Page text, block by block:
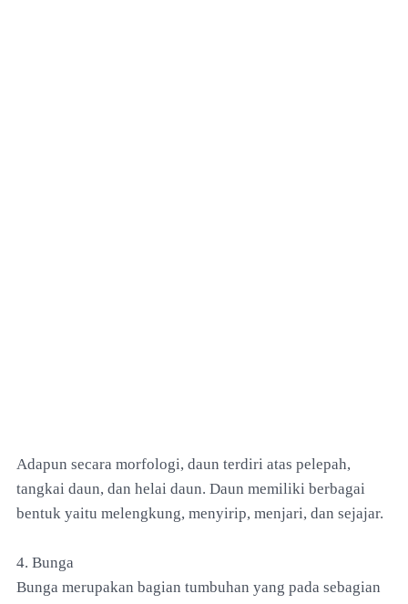
Adapun secara morfologi, daun terdiri atas pelepah,
tangkai daun, dan helai daun. Daun memiliki berbagai
bentuk yaitu melengkung, menyirip, menjari, dan sejajar.
4. Bunga
Bunga merupakan bagian tumbuhan yang pada sebagian